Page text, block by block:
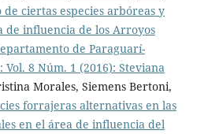
ciertas especies arbóreas y
de influencia de los Arroyos
de Paraguarí-
Vol. 8 Núm. 1 (2016): Steviana
Morales, Siemens Bertoni,
forrajeras alternativas en las
en el área de influencia del